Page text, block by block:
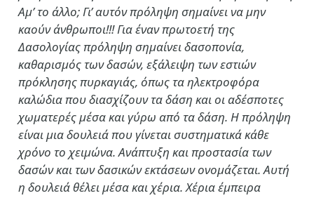
Αμ’ το άλλο; Γι’ αυτόν πρόληψη σημαίνει να μην
καούν άνθρωποι!!! Για έναν πρωτοετή της
Δασολογίας πρόληψη σημαίνει δασοπονία,
καθαρισμός των δασών, εξάλειψη των εστιών
πρόκλησης πυρκαγιάς, όπως τα ηλεκτροφόρα
καλώδια που διασχίζουν τα δάση και οι αδέσποτες
χωματερές μέσα και γύρω από τα δάση. Η πρόληψη
είναι μια δουλειά που γίνεται συστηματικά κάθε
χρόνο το χειμώνα. Ανάπτυξη και προστασία των
δασών και των δασικών εκτάσεων ονομάζεται. Αυτή
η δουλειά θέλει μέσα και χέρια. Χέρια έμπειρα